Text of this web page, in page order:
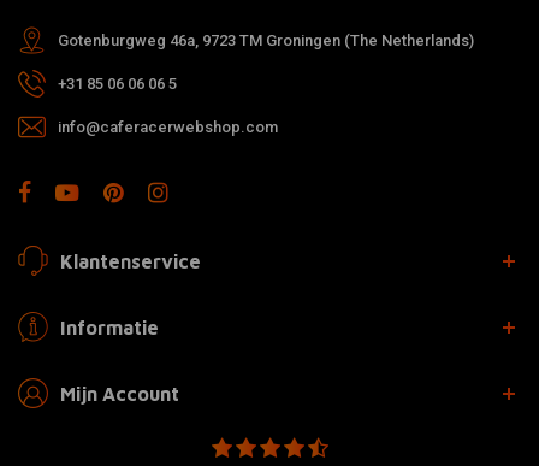
Gotenburgweg 46a, 9723 TM Groningen (The Netherlands)
+31 85 06 06 06 5
info@caferacerwebshop.com
Klantenservice
Informatie
Mijn Account